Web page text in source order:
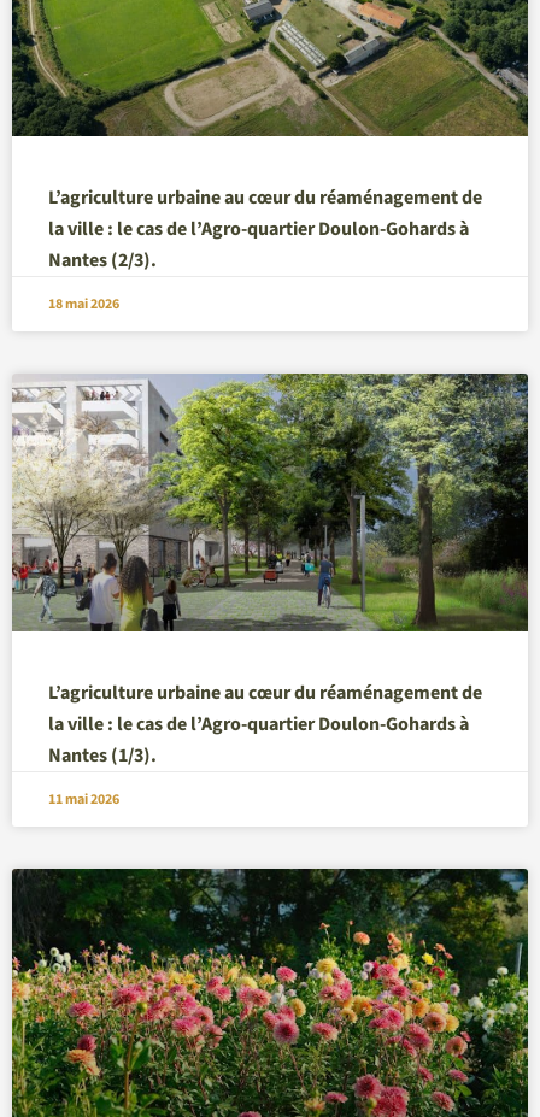
L’agriculture urbaine au cœur du réaménagement de
la ville : le cas de l’Agro-quartier Doulon-Gohards à
Nantes (2/3).
18 mai 2026
L’agriculture urbaine au cœur du réaménagement de
la ville : le cas de l’Agro-quartier Doulon-Gohards à
Nantes (1/3).
11 mai 2026